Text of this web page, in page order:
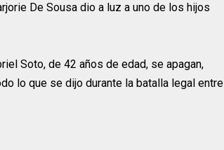
De Sousa dio a luz a uno de los hijos
Soto, de 42 años de edad, se apagan,
lo que se dijo durante la batalla legal entre